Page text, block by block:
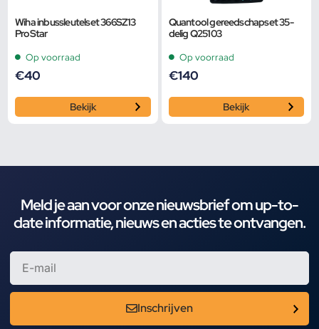
Wiha inbussleutelset 366SZ13
ProStar
Op voorraad
€40
Bekijk
Quantool gereedschapset 35-
delig Q25103
Op voorraad
€140
Bekijk
Meld je aan voor onze nieuwsbrief om up-to-
date informatie, nieuws en acties te ontvangen.
Inschrijven